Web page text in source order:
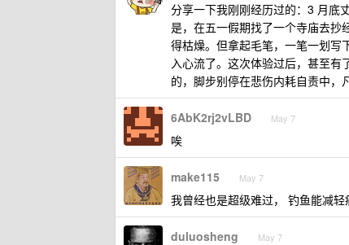
分享一下我刚刚经历过的：3 月底
是，在五一假期找了一个寺庙去抄
得枯燥。但拿起毛笔，一笔一划写
入心流了。这次体验过后，甚至
的，脚步别停在悲伤内耗自责中，
6AbK2rj2vLBD May 7
唉
make115 May 7
我曾经也是超级难过， 钓鱼能减轻
duluosheng May 7